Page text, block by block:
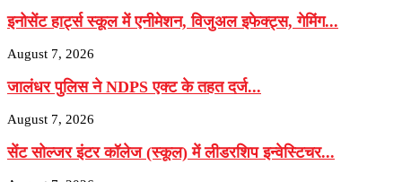
इनोसेंट हार्ट्स स्कूल में एनीमेशन, विजुअल इफेक्ट्स, गेमिंग...
August 7, 2026
जालंधर पुलिस ने NDPS एक्ट के तहत दर्ज...
August 7, 2026
सेंट सोल्जर इंटर कॉलेज (स्कूल) में लीडरशिप इन्वेस्टिचर...